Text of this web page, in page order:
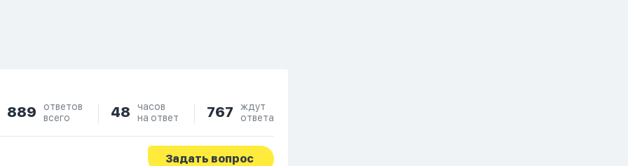
889
ответов
всего
48
часов
на ответ
767
ждут
ответа
Задать вопрос